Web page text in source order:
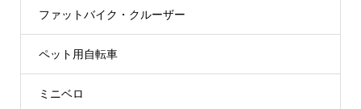
ファットバイク・クルーザー
ペット用自転車
ミニベロ